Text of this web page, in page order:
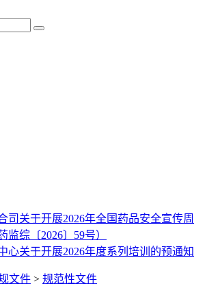
司关于开展2026年全国药品安全宣传周
监综〔2026〕59号）
心关于开展2026年度系列培训的预通知
文件 > 规范性文件